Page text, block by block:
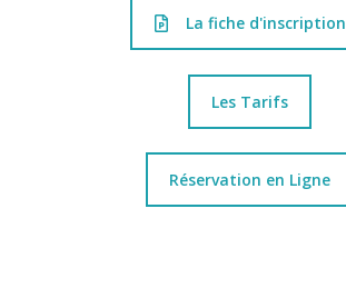
La fiche d'inscription
Les Tarifs
Réservation en Ligne